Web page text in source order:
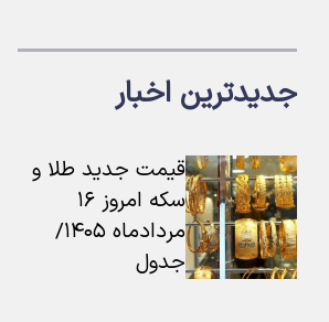
جدیدترین اخبار
قیمت جدید طلا و
سکه امروز ۱۶
مردادماه ۱۴۰۵/
جدول